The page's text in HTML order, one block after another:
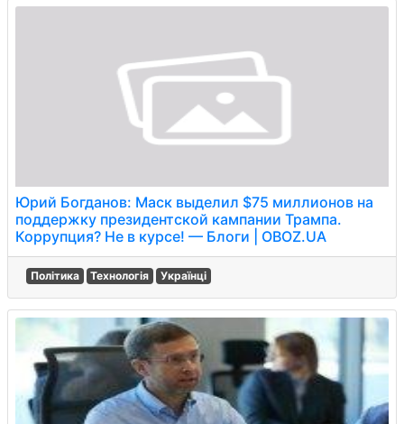
Юрий Богданов: Маск выделил $75 миллионов на
поддержку президентской кампании Трампа.
Коррупция? Не в курсе! — Блоги | OBOZ.UA
Політика Технологія Українці